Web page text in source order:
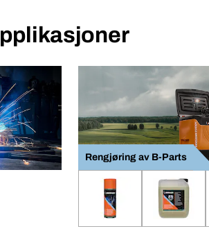
Rengjøring av B-Parts